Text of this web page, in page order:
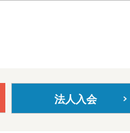
法人入会